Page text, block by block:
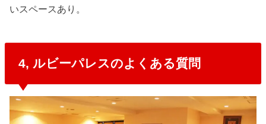
いスペースあり。
4, ルビーパレスのよくある質問